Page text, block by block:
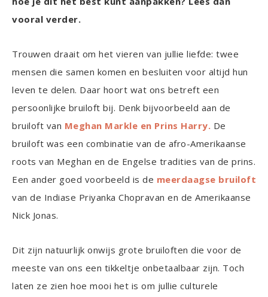
vooral verder.
Trouwen draait om het vieren van jullie liefde: twee
mensen die samen komen en besluiten voor altijd hun
leven te delen. Daar hoort wat ons betreft een
persoonlijke bruiloft bij. Denk bijvoorbeeld aan de
bruiloft van Meghan Markle en Prins Harry. De
bruiloft was een combinatie van de afro-Amerikaanse
roots van Meghan en de Engelse tradities van de prins.
Een ander goed voorbeeld is de meerdaagse bruiloft
van de Indiase Priyanka Chopravan en de Amerikaanse
Nick Jonas.
Dit zijn natuurlijk onwijs grote bruiloften die voor de
meeste van ons een tikkeltje onbetaalbaar zijn. Toch
laten ze zien hoe mooi het is om jullie culturele